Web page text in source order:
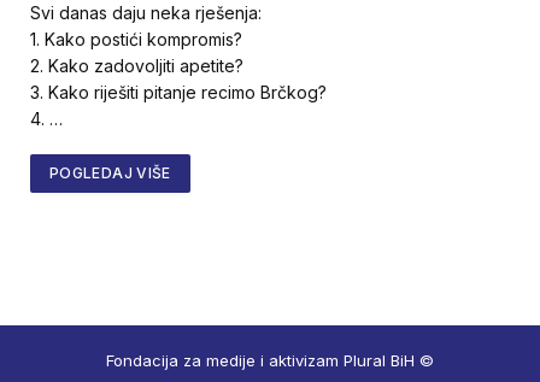
Svi danas daju neka rješenja:
1. Kako postići kompromis?
2. Kako zadovoljiti apetite?
3. Kako riješiti pitanje recimo Brčkog?
4. …
POGLEDAJ VIŠE
Fondacija za medije i aktivizam Plural BiH ©